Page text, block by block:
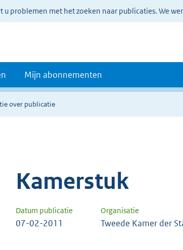
u problemen met het zoeken naar publicaties. We
Mijn abonnementen
over publicatie
Kamerstuk
Datum publicatie Organisatie
07-02-2011 Tweede Kamer der